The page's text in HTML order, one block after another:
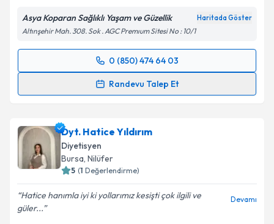
Asya Koparan Sağlıklı Yaşam ve Güzellik Haritada Göster
Altınşehir Mah. 308. Sok . AGC Premıum Sitesi No : 10/1
0 (850) 474 64 03
Randevu Talep Et
Randevu Takvimi Talebi
takvim hazırlandığında e-posta ile bilgilendireceğiz.
E-posta Adresiniz
Dyt. Hatice Yıldırım
Diyetisyen
Bursa, Nilüfer
5 (1 Değerlendirme)
Hatice hanımla iyi ki yollarımız kesişti çok ilgili ve
güler...
Devamı